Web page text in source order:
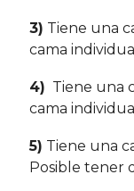
3) Tiene una
cama
4) Tiene una
cama
5) Tiene una
Posible tener